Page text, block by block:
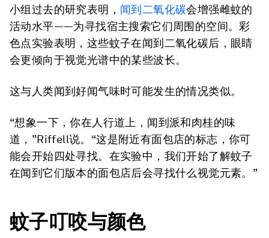
小组过去的研究表明， 闻到二氧化碳会增强雌蚊的
活动水平——为寻找宿主搜索它们周围的空间。彩
色点实验表明，这些蚊子在闻到二氧化碳后，眼睛
会更倾向于视觉光谱中的某些波长。
这与人类闻到好闻气味时可能发生的情况类似。
“想象一下，你在人行道上，闻到派和肉桂的味
道，”Riffell说。“这是附近有面包店的标志，你可
能会开始四处寻找。在实验中，我们开始了解蚊子
在闻到它们版本的面包店后会寻找什么视觉元素。”
蚊子叮咬与颜色